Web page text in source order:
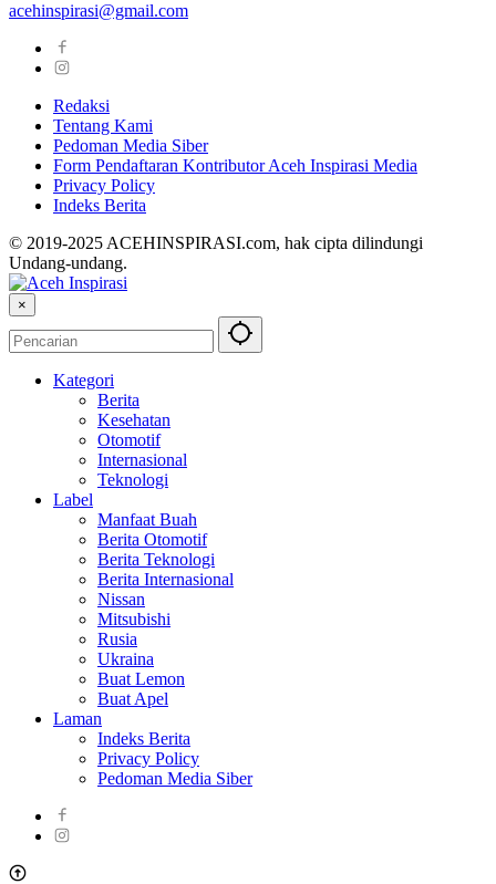
acehinspirasi@gmail.com
Redaksi
Tentang Kami
Pedoman Media Siber
Form Pendaftaran Kontributor Aceh Inspirasi Media
Privacy Policy
Indeks Berita
© 2019-2025 ACEHINSPIRASI.com, hak cipta dilindungi
Undang-undang.
×
Kategori
Berita
Kesehatan
Otomotif
Internasional
Teknologi
Label
Manfaat Buah
Berita Otomotif
Berita Teknologi
Berita Internasional
Nissan
Mitsubishi
Rusia
Ukraina
Buat Lemon
Buat Apel
Laman
Indeks Berita
Privacy Policy
Pedoman Media Siber